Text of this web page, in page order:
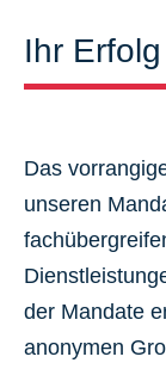
Ihr
Das
unseren
der Mandate
anonymen